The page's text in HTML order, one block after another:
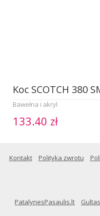
Koc SCOTCH 380
Bawełna i akryl
133.40 zł
Kontakt Polityka zwrotu
PatalynesPasaulis.lt